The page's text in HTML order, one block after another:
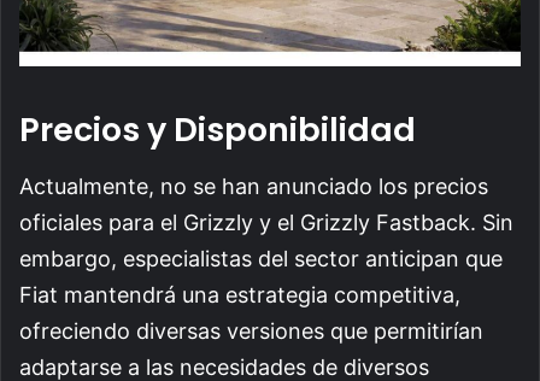
Precios y Disponibilidad
Actualmente, no se han anunciado los precios
oficiales para el Grizzly y el Grizzly Fastback. Sin
embargo, especialistas del sector anticipan que
Fiat mantendrá una estrategia competitiva,
ofreciendo diversas versiones que permitirían
adaptarse a las necesidades de diversos